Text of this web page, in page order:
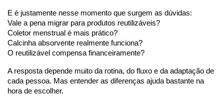
E é justamente nesse momento que surgem as dúvidas:
Vale a pena migrar para produtos reutilizáveis?
Coletor menstrual é mais prático?
Calcinha absorvente realmente funciona?
O reutilizável compensa financeiramente?
A resposta depende muito da rotina, do fluxo e da adaptação de
cada pessoa. Mas entender as diferenças ajuda bastante na
hora de escolher.